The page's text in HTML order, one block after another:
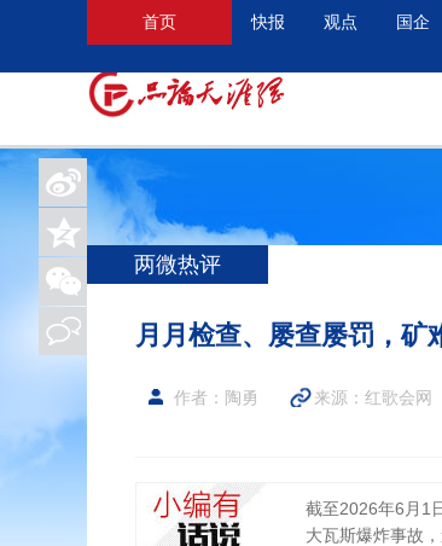
首页 快报 观点 国企
两微热评
月月检查、屡查屡罚，矿
作者：陶勇 来源： 红歌会网
截至2026年6月1
大瓦斯爆炸事故